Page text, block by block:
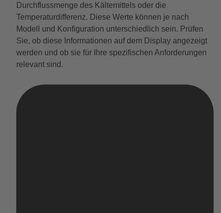
Durchflussmenge des Kältemittels oder die
Temperaturdifferenz. Diese Werte können je nach
Modell und Konfiguration unterschiedlich sein. Prüfen
Sie, ob diese Informationen auf dem Display angezeigt
werden und ob sie für Ihre spezifischen Anforderungen
relevant sind.